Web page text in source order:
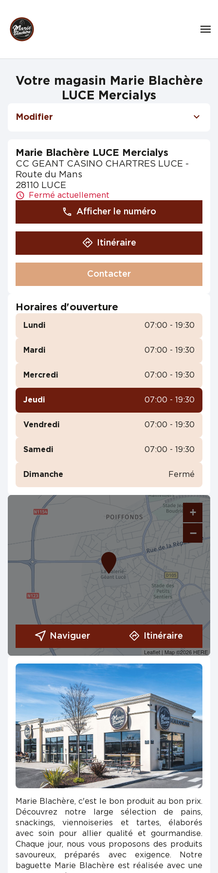
Votre magasin Marie Blachère
LUCE Mercialys
Modifier
Marie Blachère LUCE Mercialys
CC GEANT CASINO CHARTRES LUCE -
Route du Mans
28110 LUCE
Fermé actuellement
Afficher le numéro
Itinéraire
Contacter
Horaires d'ouverture
Lundi 07:00 - 19:30
Mardi 07:00 - 19:30
Mercredi 07:00 - 19:30
Jeudi 07:00 - 19:30
Vendredi 07:00 - 19:30
Samedi 07:00 - 19:30
Dimanche Fermé
+
−
Leaflet | Map ©2026 HERE
Naviguer Itinéraire
Marie Blachère, c'est le bon produit au bon prix.
Découvrez notre large sélection de pains,
snackings, viennoiseries et tartes, élaborés
avec soin pour allier qualité et gourmandise.
Chaque jour, nous vous proposons des produits
savoureux, préparés avec exigence. Notre
baguette Marie Blachère est réalisée avec une